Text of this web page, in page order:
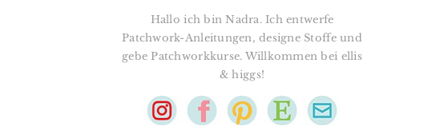
Hallo ich bin Nadra. Ich entwerfe
Patchwork-Anleitungen, designe Stoffe und
gebe Patchworkkurse. Willkommen bei ellis
& higgs!